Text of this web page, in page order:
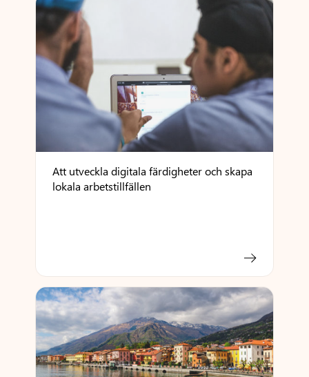
Att utveckla digitala färdigheter och skapa
lokala arbetstillfällen